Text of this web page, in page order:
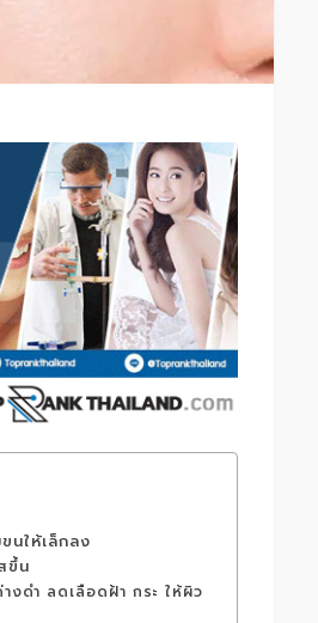
นให้เล็กลง
ขึ้น
ดำ ลดเลือดฝ้า กระ ให้ผิว